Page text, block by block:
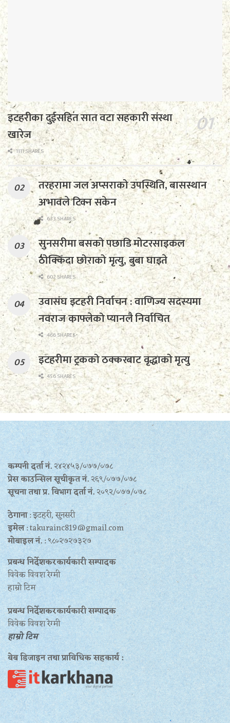
इटहरीका दुईसहित सात वटा सहकारी संस्था
खारेज
1111 SHARES
तरहरामा जल अप्सराको उपस्थिति, बासस्थान
अभावले टिक्न सकेन
633 SHARES
सुनसरीमा बसको पछाडि मोटरसाइकल
ठोक्किँदा छोराको मृत्यु, बुबा घाइते
602 SHARES
उवासंघ इटहरी निर्वाचन : वाणिज्य सदस्यमा
नवराज काफ्लेको प्यानलै निर्वाचित
466 SHARES
इटहरीमा ट्रकको ठक्करबाट वृद्धाको मृत्यु
456 SHARES
कम्पनी दर्ता नं.२४२४५३/०७७/०७८
प्रेस काउन्सिल सूचीकृत नं.२६९/०७७/०७८
सूचना तथा प्र‍. विभाग दर्ता नं.२०९२/०७७/०७८
ठेगाना: इटहरी, सुनसरी
इमेल: takurainc819@gmail.com
मोबाइल नं.: ९८०२७२७३२७
प्रबन्ध निर्देशकरकार्यकारी सम्पादक
विवेक विवश रेग्मी
हाम्रो टिम
प्रबन्ध निर्देशकरकार्यकारी सम्पादक
विवेक विवश रेग्मी
हाम्रो टिम
वेब डिजाइन तथा प्राविधिक सहकार्य :